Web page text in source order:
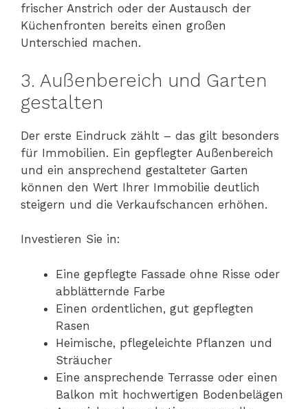
frischer Anstrich oder der Austausch der
Küchenfronten bereits einen großen
Unterschied machen.
3. Außenbereich und Garten
gestalten
Der erste Eindruck zählt – das gilt besonders
für Immobilien. Ein gepflegter Außenbereich
und ein ansprechend gestalteter Garten
können den Wert Ihrer Immobilie deutlich
steigern und die Verkaufschancen erhöhen.
Investieren Sie in:
Eine gepflegte Fassade ohne Risse oder
abblätternde Farbe
Einen ordentlichen, gut gepflegten
Rasen
Heimische, pflegeleichte Pflanzen und
Sträucher
Eine ansprechende Terrasse oder einen
Balkon mit hochwertigen Bodenbelägen